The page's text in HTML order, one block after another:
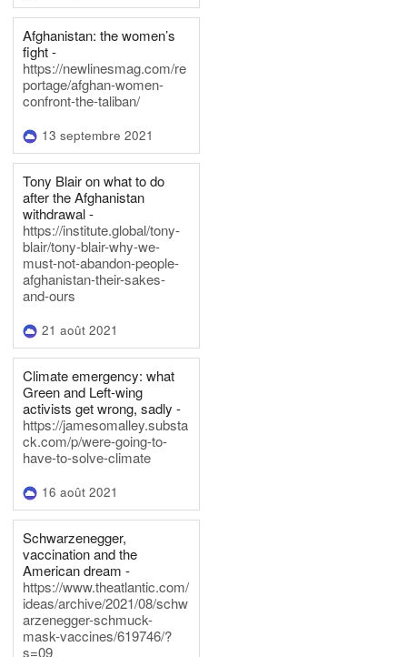
Afghanistan: the women’s
fight -
https://newlinesmag.com/re
portage/afghan-women-
confront-the-taliban/
13 septembre 2021
Tony Blair on what to do
after the Afghanistan
withdrawal -
https://institute.global/tony-
blair/tony-blair-why-we-
must-not-abandon-people-
afghanistan-their-sakes-
and-ours
21 août 2021
Climate emergency: what
Green and Left-wing
activists get wrong, sadly -
https://jamesomalley.substa
ck.com/p/were-going-to-
have-to-solve-climate
16 août 2021
Schwarzenegger,
vaccination and the
American dream -
https://www.theatlantic.com/
ideas/archive/2021/08/schw
arzenegger-schmuck-
mask-vaccines/619746/?
s=09